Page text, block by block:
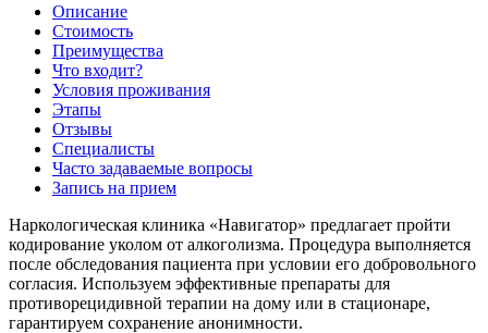
Описание
Стоимость
Преимущества
Что входит?
Условия проживания
Этапы
Отзывы
Специалисты
Часто задаваемые вопросы
Запись на прием
Наркологическая клиника «Навигатор» предлагает пройти
кодирование уколом от алкоголизма. Процедура выполняется
после обследования пациента при условии его добровольного
согласия. Используем эффективные препараты для
противорецидивной терапии на дому или в стационаре,
гарантируем сохранение анонимности.